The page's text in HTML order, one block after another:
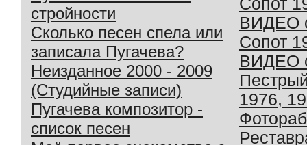
стройности
Сколько песен спела или
записала Пугачева?
Неизданное 2000 - 2009
(Студийные записи)
Пугачева композитор -
список песен
ВИДЕО
Сопот
ВИДЕО
1976,